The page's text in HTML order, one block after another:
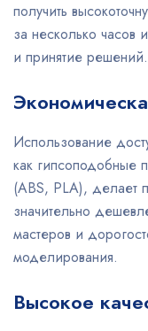
получить
за несколько часов
и принятие решений.
Использование
как гипсоподобные
(ABS, PLA), делает
значительно
мастеров и
моделирования.
Высокое